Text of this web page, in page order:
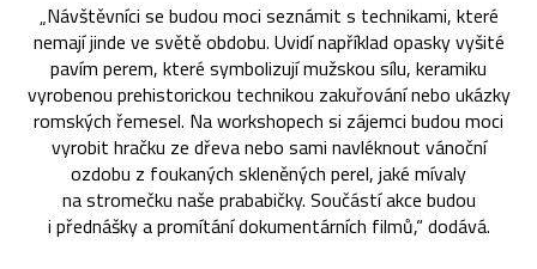
„Návštěvníci se budou moci seznámit s technikami, které
nemají jinde ve světě obdobu. Uvidí například opasky vyšité
pavím perem, které symbolizují mužskou sílu, keramiku
vyrobenou prehistorickou technikou zakuřování nebo ukázky
romských řemesel. Na workshopech si zájemci budou moci
vyrobit hračku ze dřeva nebo sami navléknout vánoční
ozdobu z foukaných skleněných perel, jaké mívaly
na stromečku naše prababičky. Součástí akce budou
i přednášky a promítání dokumentárních filmů,“ dodává.